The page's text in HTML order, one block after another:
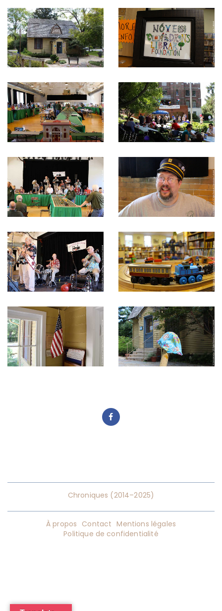
Chroniques (2014–2025)
À propos Contact Mentions légales
Politique de confidentialité